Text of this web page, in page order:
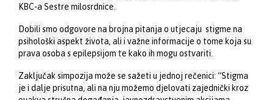
KBC-a Sestre milosrdnice.
Dobili smo odgovore na brojna pitanja o utjecaju stigme na
psihološki aspekt života, ali i važne informacije o tome koja su
prava osoba s epilepsijom te kako ih mogu ostvariti.
Zaključak simpozija može se sažeti u jednoj rečenici: “Stigma
je i dalje prisutna, ali na nju možemo djelovati zajednički kroz